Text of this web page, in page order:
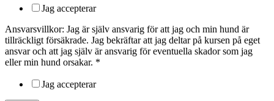
Jag accepterar
Ansvarsvillkor: Jag är själv ansvarig för att jag och min hund är
tillräckligt försäkrade. Jag bekräftar att jag deltar på kursen på eget
ansvar och att jag själv är ansvarig för eventuella skador som jag
eller min hund orsakar. *
Jag accepterar